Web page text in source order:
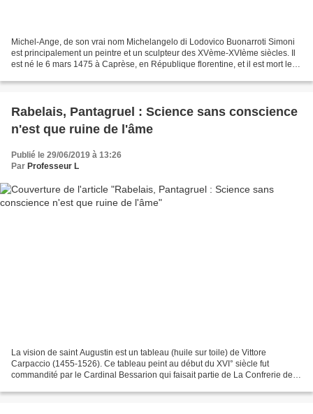
Michel-Ange, de son vrai nom Michelangelo di Lodovico Buonarroti Simoni
est principalement un peintre et un sculpteur des XVème-XVIème siècles. Il
est né le 6 mars 1475 à Caprèse, en République florentine, et il est mort le
Rabelais, Pantagruel : Science sans conscience
n'est que ruine de l'âme
Publié le 29/06/2019 à 13:26
Par Professeur L
La vision de saint Augustin est un tableau (huile sur toile) de Vittore
Carpaccio (1455-1526). Ce tableau peint au début du XVI° siècle fut
commandité par le Cardinal Bessarion qui faisait partie de La Confrerie de